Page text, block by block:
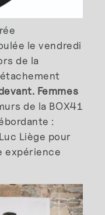
le vendredi
de la
Femmes
de la BOX41
:
Liège pour
expérience